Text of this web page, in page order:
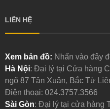
LIÊN HỆ
Xem bản đồ: Nhấn vào đây
Hà Nội: Đại lý tại Cửa hàng
ngõ 87 Tân Xuân, Bắc Từ
Điện thoại: 024.3757.3566
Sài Gòn: Đại lý tại cửa hàng